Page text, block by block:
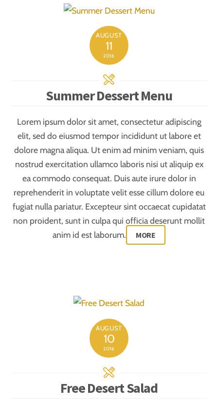
AUGUST
11
2016
Summer Dessert Menu
Lorem ipsum dolor sit amet, consectetur adipiscing
elit, sed do eiusmod tempor incididunt ut labore et
dolore magna aliqua. Ut enim ad minim veniam, quis
nostrud exercitation ullamco laboris nisi ut aliquip ex
ea commodo consequat. Duis aute irure dolor in
reprehenderit in voluptate velit esse cillum dolore eu
fugiat nulla pariatur. Excepteur sint occaecat cupidatat
non proident, sunt in culpa qui officia deserunt mollit
anim id est laborum.
MORE
AUGUST
10
2016
Free Desert Salad
Ratione voluptatem sequi nesciunt. Neque porro